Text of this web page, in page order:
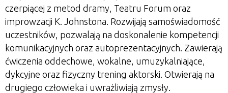
czerpiącej z metod dramy, Teatru Forum oraz
improwzacji K. Johnstona. Rozwijają samoświadomość
uczestników, pozwalają na doskonalenie kompetencji
komunikacyjnych oraz autoprezentacyjnych. Zawierają
ćwiczenia oddechowe, wokalne, umuzykalniające,
dykcyjne oraz fizyczny trening aktorski. Otwierają na
drugiego człowieka i uwrażliwiają zmysły.